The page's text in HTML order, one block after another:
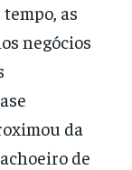
as
negócios
da
de